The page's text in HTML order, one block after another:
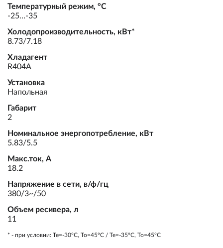
Температурный режим, °С
-25…-35
Холодопроизводительность, кВт*
8.73/7.18
Хладагент
R404A
Установка
Напольная
Габарит
2
Номинальное энергопотребление, кВт
5.83/5.5
Макс.ток, А
18.2
Напряжение в сети, в/ф/гц
380/3~/50
Объем ресивера, л
11
* - при условии: Te=-30ºC, To=45ºC / Te=-35ºC, To=45ºC